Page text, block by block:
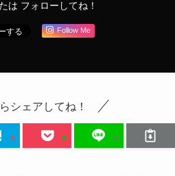
は フォローしてね！
Follow Me
シェアしてね！